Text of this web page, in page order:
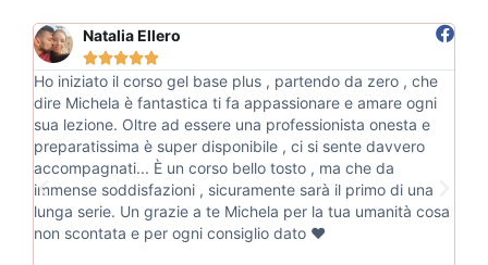
Natalia Ellero

Ho iniziato il corso gel base plus , partendo da zero , che
dire Michela è fantastica ti fa appassionare e amare ogni
sua lezione. Oltre ad essere una professionista onesta e
preparatissima è super disponibile , ci si sente davvero
accompagnati... È un corso bello tosto , ma che da
immense soddisfazioni , sicuramente sarà il primo di una
lunga serie. Un grazie a te Michela per la tua umanità cosa
non scontata e per ogni consiglio dato ❤️